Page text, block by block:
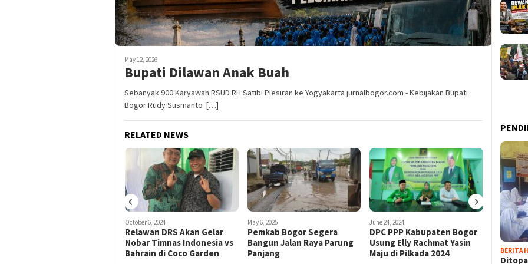
May 12, 2026
Bupati Dilawan Anak Buah
Sebanyak 900 Karyawan RSUD RH Satibi Plesiran ke Yogyakarta jurnalbogor.com - Kebijakan Bupati
Bogor Rudy Susmanto […]
RELATED NEWS
October 6, 2024
Relawan DRS Akan Gelar
Nobar Timnas Indonesia vs
Bahrain di Coco Garden
May 6, 2025
Pemkab Bogor Segera
Bangun Jalan Raya Parung
Panjang
June 24, 2024
DPC PPP Kabupaten Bogor
Usung Elly Rachmat Yasin
Maju di Pilkada 2024
November 12,
Paslon
‹ ›
BERITA